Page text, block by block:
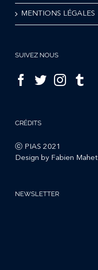
MENTIONS LÉGALES
SUIVEZ NOUS
CRÉDITS
ⓒ PIAS 2021
Design by Fabien Mahet
NEWSLETTER